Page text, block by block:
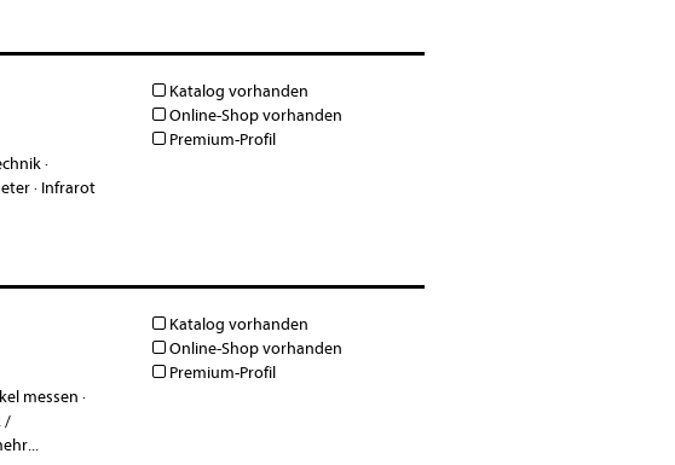
·
· Infrarot
Katalog vorhanden
Online-Shop vorhanden
Premium-Profil
messen ·
/
Katalog vorhanden
Online-Shop vorhanden
Premium-Profil